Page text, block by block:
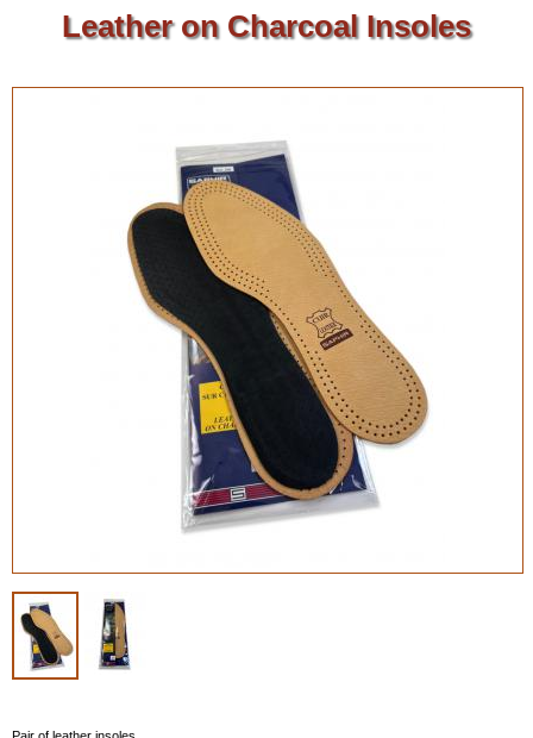
Leather on Charcoal Insoles